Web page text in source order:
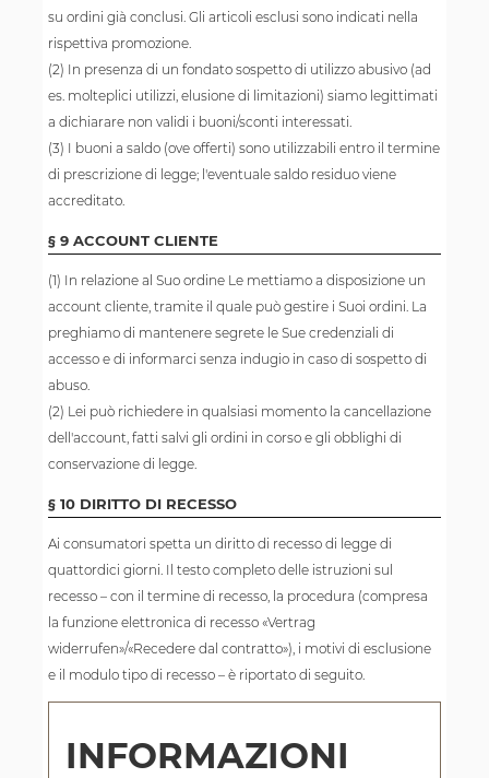
su ordini già conclusi. Gli articoli esclusi sono indicati nella
rispettiva promozione.
(2) In presenza di un fondato sospetto di utilizzo abusivo (ad
es. molteplici utilizzi, elusione di limitazioni) siamo legittimati
a dichiarare non validi i buoni/sconti interessati.
(3) I buoni a saldo (ove offerti) sono utilizzabili entro il termine
di prescrizione di legge; l'eventuale saldo residuo viene
accreditato.
§ 9 ACCOUNT CLIENTE
(1) In relazione al Suo ordine Le mettiamo a disposizione un
account cliente, tramite il quale può gestire i Suoi ordini. La
preghiamo di mantenere segrete le Sue credenziali di
accesso e di informarci senza indugio in caso di sospetto di
abuso.
(2) Lei può richiedere in qualsiasi momento la cancellazione
dell'account, fatti salvi gli ordini in corso e gli obblighi di
conservazione di legge.
§ 10 DIRITTO DI RECESSO
Ai consumatori spetta un diritto di recesso di legge di
quattordici giorni. Il testo completo delle istruzioni sul
recesso – con il termine di recesso, la procedura (compresa
la funzione elettronica di recesso «Vertrag
widerrufen»/«Recedere dal contratto»), i motivi di esclusione
e il modulo tipo di recesso – è riportato di seguito.
INFORMAZIONI